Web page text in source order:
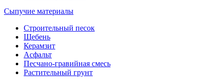
Сыпучие материалы
Строительный песок
Щебень
Керамзит
Асфальт
Песчано-гравийная смесь
Растительный грунт